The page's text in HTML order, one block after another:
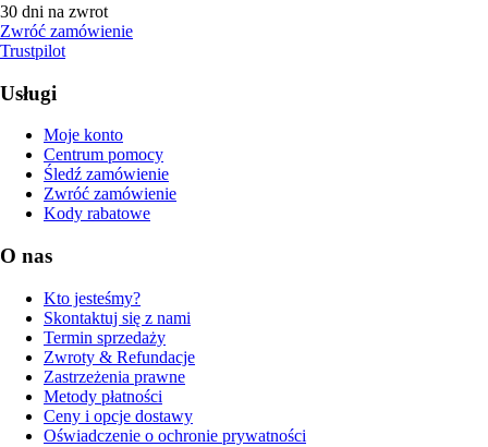
30 dni na zwrot
Zwróć zamówienie
Trustpilot
Usługi
Moje konto
Centrum pomocy
Śledź zamówienie
Zwróć zamówienie
Kody rabatowe
O nas
Kto jesteśmy?
Skontaktuj się z nami
Termin sprzedaży
Zwroty & Refundacje
Zastrzeżenia prawne
Metody płatności
Ceny i opcje dostawy
Oświadczenie o ochronie prywatności